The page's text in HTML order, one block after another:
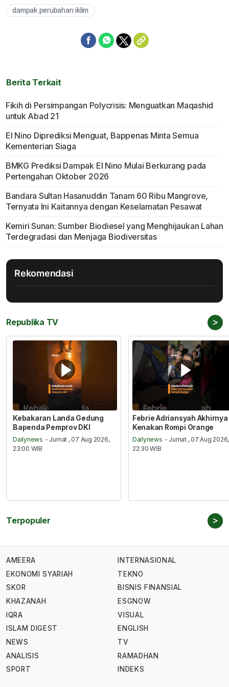
dampak perubahan iklim
Berita Terkait
Fikih di Persimpangan Polycrisis: Menguatkan Maqashid
untuk Abad 21
El Nino Diprediksi Menguat, Bappenas Minta Semua
Kementerian Siaga
BMKG Prediksi Dampak El Nino Mulai Berkurang pada
Pertengahan Oktober 2026
Bandara Sultan Hasanuddin Tanam 60 Ribu Mangrove,
Ternyata Ini Kaitannya dengan Keselamatan Pesawat
Kemiri Sunan: Sumber Biodiesel yang Menghijaukan Lahan
Terdegradasi dan Menjaga Biodiversitas
Rekomendasi
Republika TV >
Kebakaran Landa Gedung
Bapenda Pemprov DKI
Dailynews - Jumat , 07 Aug 2026,
23:00 WIB
Febrie Adriansyah Akhirnya
Kenakan Rompi Orange
Dailynews - Jumat , 07 Aug 2026,
22:30 WIB
Terpopuler >
AMEERA
EKONOMI SYARIAH
SKOR
KHAZANAH
IQRA
ISLAM DIGEST
NEWS
ANALISIS
SPORT
INTERNASIONAL
TEKNO
BISNIS FINANSIAL
ESGNOW
VISUAL
ENGLISH
TV
RAMADHAN
INDEKS